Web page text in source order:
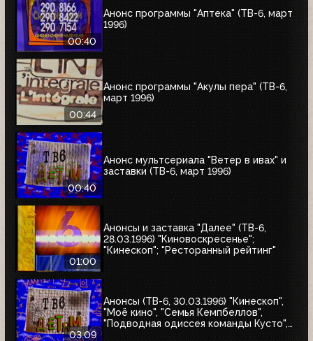
00:40
Анонс программы "Аптека" (ТВ-6, март
1996)
00:44
Анонс программы "Акулы пера" (ТВ-6,
март 1996)
00:40
Анонс мультсериала "Ветер в ивах" и
заставки (ТВ-6, март 1996)
01:00
Анонсы и заставка "Далее" (ТВ-6,
28.03.1996) "Киновоскресенье";
"Кинескоп"; "Ресторанный рейтинг"
03:09
Анонсы (ТВ-6, 30.03.1996) "Кинескоп",
"Моё кино", "Семья Кемпбеллов",
"Подводная одиссея команды Кусто",